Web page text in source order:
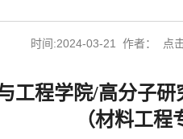
时间:2024-03-21 作者： 点
工程学院/高分子
（材料工程